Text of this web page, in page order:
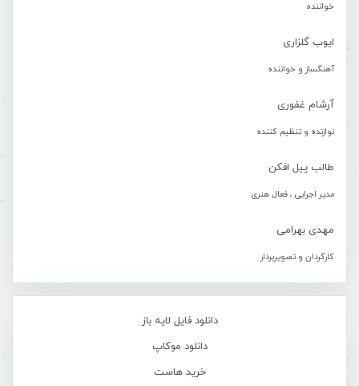
خواننده
ایوب گلزاری
آهنگساز و خواننده
آرشام غفوری
نوازنده و تنظیم کننده
طالب پیل افکن
مدیر اجرایی ، فعال هنری
مهدی بهرامی
کارگردان و تصویربردار
دانلود فایل لایه باز
دانلود موکاپ
خرید هاست